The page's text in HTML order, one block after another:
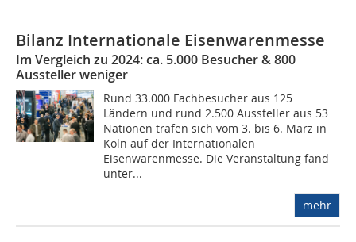
Bilanz Internationale Eisenwarenmesse
Im Vergleich zu 2024: ca. 5.000 Besucher & 800
Aussteller weniger
Rund 33.000 Fachbesucher aus 125
Ländern und rund 2.500 Aussteller aus 53
Nationen trafen sich vom 3. bis 6. März in
Köln auf der Internationalen
Eisenwarenmesse. Die Veranstaltung fand
unter...
mehr